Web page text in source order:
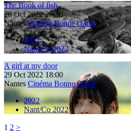
The Book of fish
28 Oct 2022 20:30
Nantes Cinéma Bonne Garde
2022
Nant/Co 2022
A girl at my door
29 Oct 2022 18:00
Nantes Cinéma Bonne Garde
2022
Nant/Co 2022
1 2 >